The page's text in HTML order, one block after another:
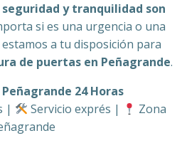
seguridad y tranquilidad son
si es una urgencia o una
a tu disposición para
de puertas en Peñagrande.
24 Horas
|
Servicio exprés |
Zona